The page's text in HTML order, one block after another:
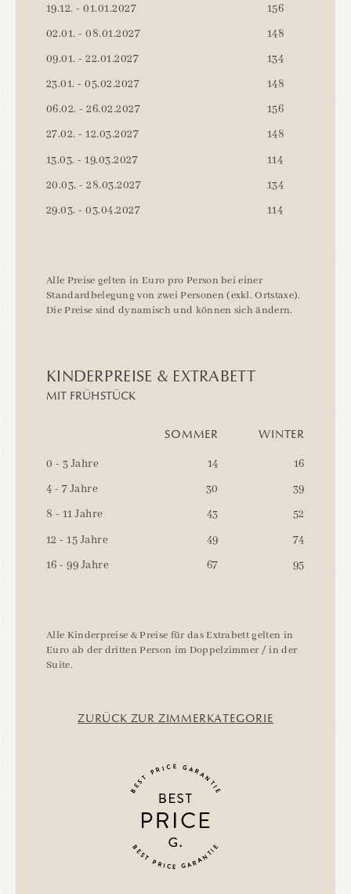
19.12. - 01.01.2027
156
02.01. - 08.01.2027
148
09.01. - 22.01.2027
134
23.01. - 05.02.2027
148
06.02. - 26.02.2027
156
27.02. - 12.03.2027
148
13.03. - 19.03.2027
114
20.03. - 28.03.2027
134
29.03. - 03.04.2027
114
Alle Preise gelten in Euro pro Person bei einer
Standardbelegung von zwei Personen (exkl. Ortstaxe).
Die Preise sind dynamisch und können sich ändern.
KINDERPREISE & EXTRABETT
MIT FRÜHSTÜCK
SOMMER WINTER
0 - 3 Jahre 14
16
4 - 7 Jahre
30
39
8 - 11 Jahre
43
52
12 - 15 Jahre
49
74
16 - 99 Jahre
67 95
Alle Kinderpreise & Preise für das Extrabett gelten in
Euro ab der dritten Person im Doppelzimmer / in der
Suite.
ZURÜCK ZUR ZIMMERKATEGORIE